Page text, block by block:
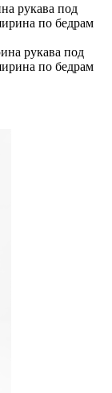
рукава под
по бедрам
рукава под
по бедрам